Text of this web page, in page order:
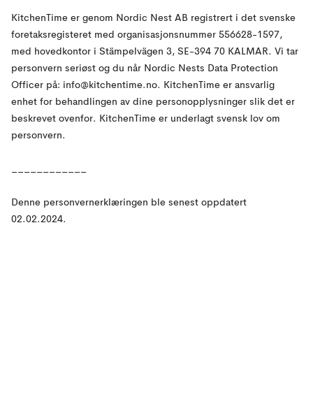
KitchenTime er genom Nordic Nest AB registrert i det svenske
foretaksregisteret med organisasjonsnummer 556628-1597,
med hovedkontor i Stämpelvägen 3, SE-394 70 KALMAR. Vi tar
personvern seriøst og du når Nordic Nests Data Protection
Officer på: info@kitchentime.no. KitchenTime er ansvarlig
enhet for behandlingen av dine personopplysninger slik det er
beskrevet ovenfor. KitchenTime er underlagt svensk lov om
personvern.
Denne personvernerklæringen ble senest oppdatert
02.02.2024.